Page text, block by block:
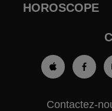
HOROSCOPE
Contactez-